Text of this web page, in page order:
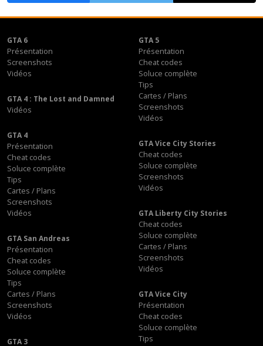
GTA 6
Présentation
Screenshots
Vidéos
GTA 5
Présentation
Cheat codes
Soluce complète
Tips
Cartes / Plans
Screenshots
Vidéos
GTA 4 : The Lost and Damned
Vidéos
GTA 4
Présentation
Cheat codes
Soluce complète
Tips
Cartes / Plans
Screenshots
Vidéos
GTA Vice City Stories
Cheat codes
Soluce complète
Screenshots
Vidéos
GTA Liberty City Stories
Cheat codes
Soluce complète
Cartes / Plans
Screenshots
Vidéos
GTA San Andreas
Présentation
Cheat codes
Soluce complète
Tips
Cartes / Plans
Screenshots
Vidéos
GTA Vice City
Présentation
Cheat codes
Soluce complète
Tips
GTA 3